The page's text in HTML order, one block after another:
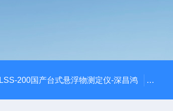
LSS-200国产台式悬浮物测定仪-深昌鸿